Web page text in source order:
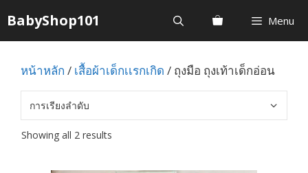
to
content
BabyShop101 Menu
หน้าหลัก / เสื้อผ้าเด็กเเรกเกิด / ถุงมือ ถุงเท้าเด็กอ่อน
Showing all 2 results